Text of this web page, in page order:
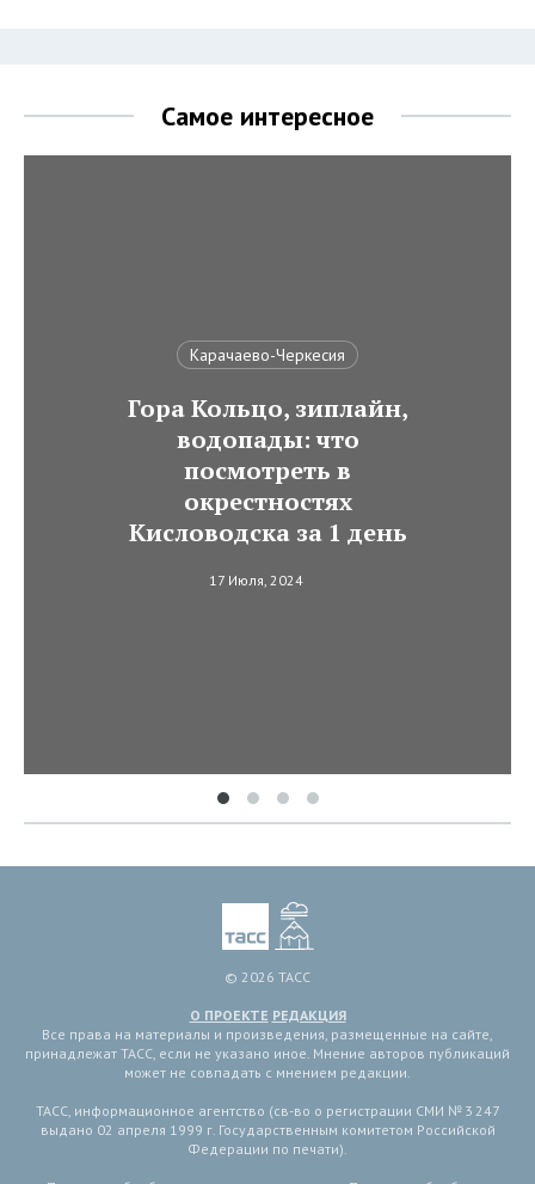
Самое интересное
Карачаево-Черкесия
Гора Кольцо, зиплайн,
водопады: что
посмотреть в
окрестностях
Кисловодска за 1 день
17 Июля, 2024
© 2026 ТАСС
О ПРОЕКТЕ РЕДАКЦИЯ
Все права на материалы и произведения, размещенные на сайте,
принадлежат ТАСС, если не указано иное. Мнение авторов публикаций
может не совпадать с мнением редакции.
ТАСС, информационное агентство (св-во о регистрации СМИ № 3 247
выдано 02 апреля 1999 г. Государственным комитетом Российской
Федерации по печати).